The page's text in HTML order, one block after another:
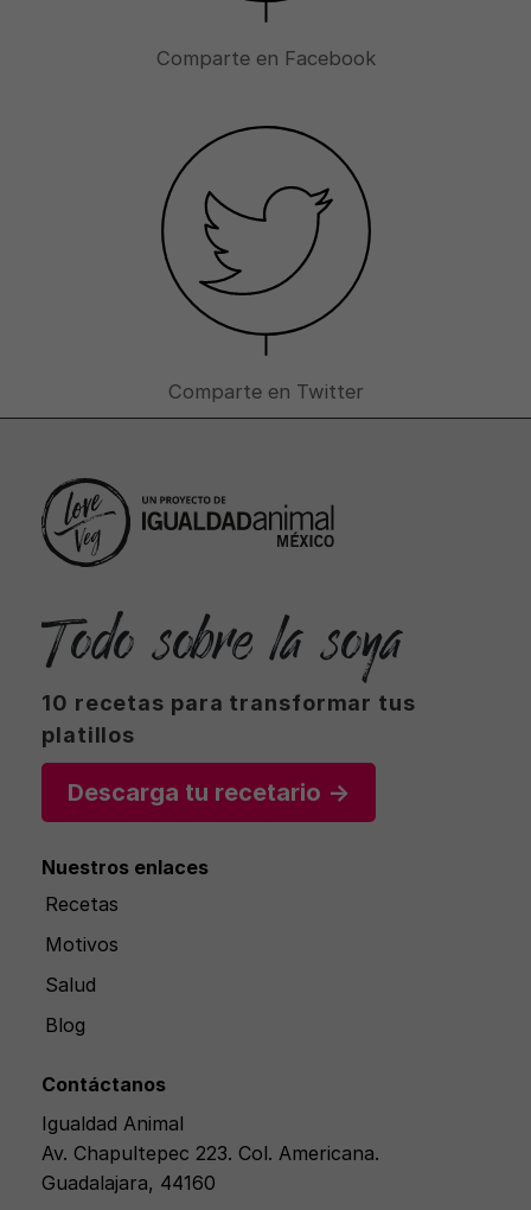
Comparte en Facebook
Comparte en Twitter
Todo sobre la soya
10 recetas para transformar tus
platillos
Descarga tu recetario →
Nuestros enlaces
Recetas
Motivos
Salud
Blog
Contáctanos
Igualdad Animal
Av. Chapultepec 223. Col. Americana.
Guadalajara, 44160